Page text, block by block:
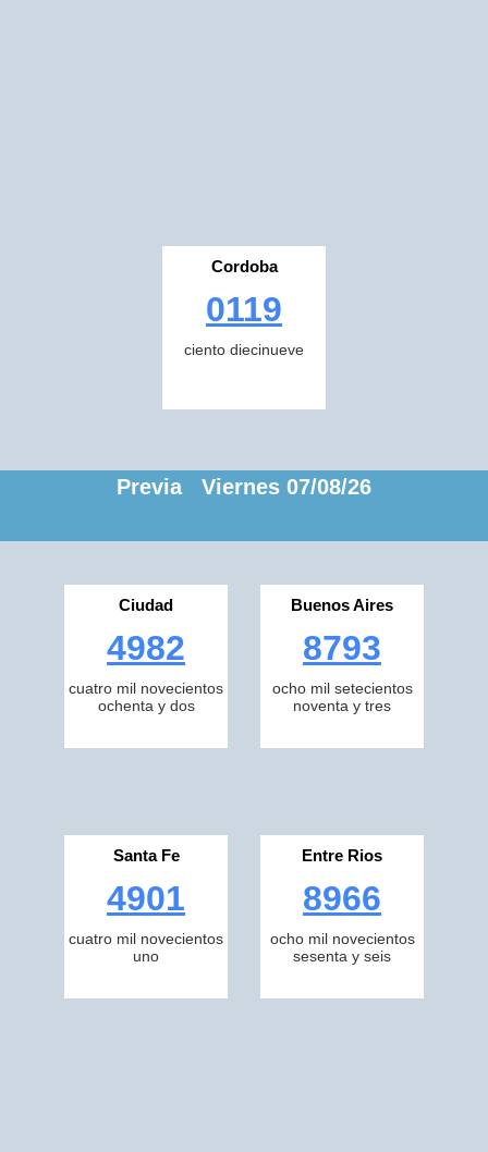
Cordoba
0119
ciento diecinueve
Previa Viernes 07/08/26
Ciudad
4982
cuatro mil novecientos
ochenta y dos
Buenos Aires
8793
ocho mil setecientos
noventa y tres
Santa Fe
4901
cuatro mil novecientos
uno
Entre Rios
8966
ocho mil novecientos
sesenta y seis